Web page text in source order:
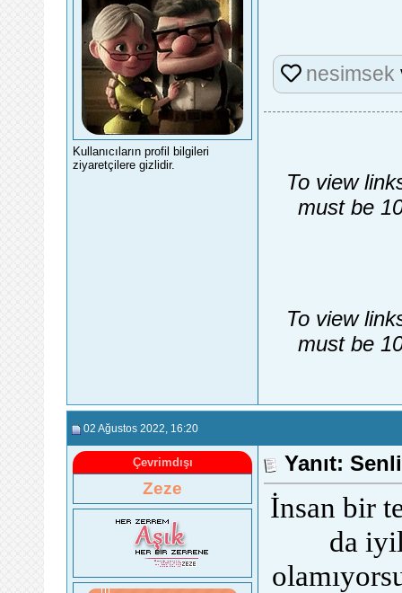
Kullanıcıların profil bilgileri
ziyaretçilere gizlidir.
nesimsek
To view
must be
To view
must be
02 Ağustos 2022 , 16:20
Çevrimdışı
Zeze
Yanıt:
İnsan bir
da